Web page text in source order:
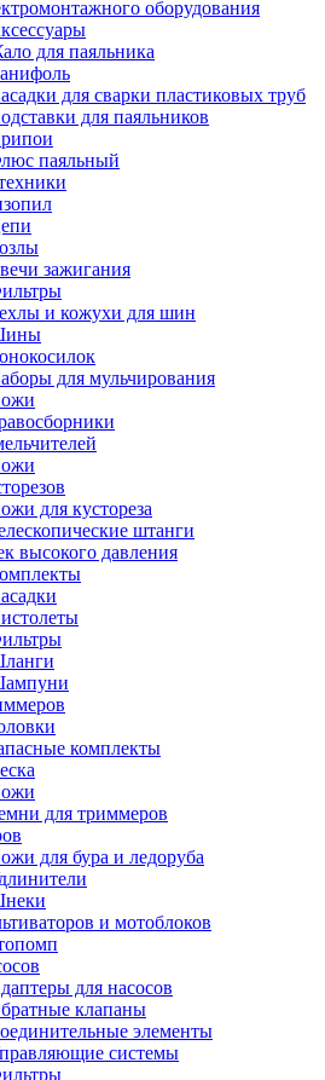
оборудования
для паяльника
для сварки пластиковых труб
для паяльников
паяльный
зажигания
и кожухи для шин
для мульчирования
для кустореза
штанги
высокого давления
комплекты
для триммеров
для бура и ледоруба
и мотоблоков
для насосов
клапаны
элементы
системы